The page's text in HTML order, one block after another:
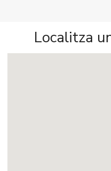
Localitza